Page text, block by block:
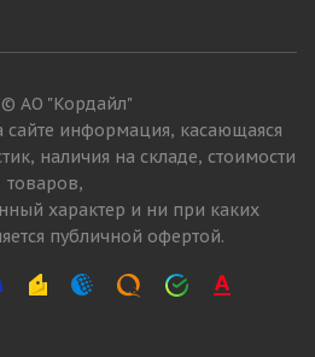
© АО "Кордайл"
сайте информация, касающаяся
наличия на складе, стоимости
товаров,
характер и ни при каких
публичной офертой.